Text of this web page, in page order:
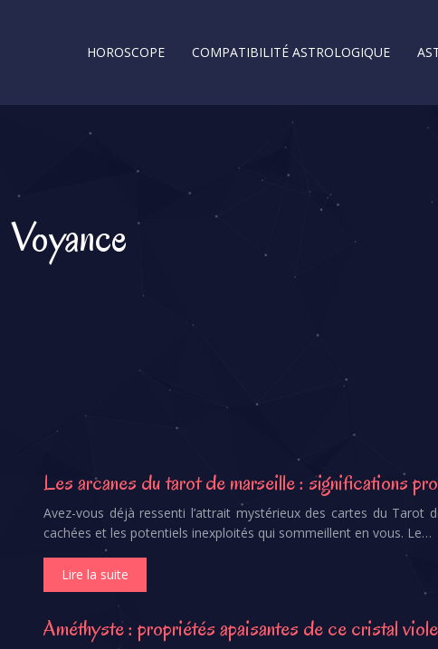
COMPATIBILITÉ ASTROLOGIQUE
HOROSCOPE
Voyance
Les arcanes du tarot de marseille : significations
Avez-vous déjà ressenti l’attrait mystérieux des cartes du
cachées et les potentiels inexploités qui sommeillent en vous. Le…
Lire la suite
Améthyste : propriétés apaisantes de ce cristal